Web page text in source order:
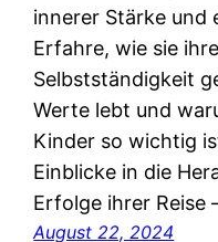
innerer Stärke und
Erfahre, wie sie
Selbstständigkeit
Werte lebt und
Kinder so wichtig
Einblicke in die
Erfolge ihrer Reise
August 22, 2024